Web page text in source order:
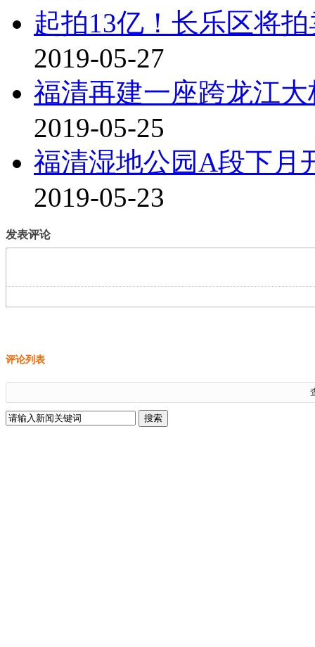
起拍13亿！长乐区将
2019-05-27
福清再建一座跨龙江
2019-05-25
福清湿地公园A段下月
2019-05-23
发表评论
评论列表